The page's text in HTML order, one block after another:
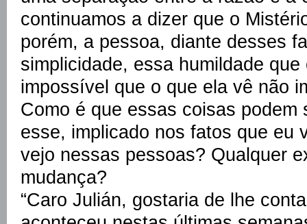
continuamos a dizer que o
porém, a pessoa, diante desses
simplicidade, essa humildade
impossível que o que ela vê não
Como é que essas coisas podem
esse, implicado nos fatos que eu
vejo nessas pessoas? Qualquer
mudança?
“Caro Julián, gostaria de lhe